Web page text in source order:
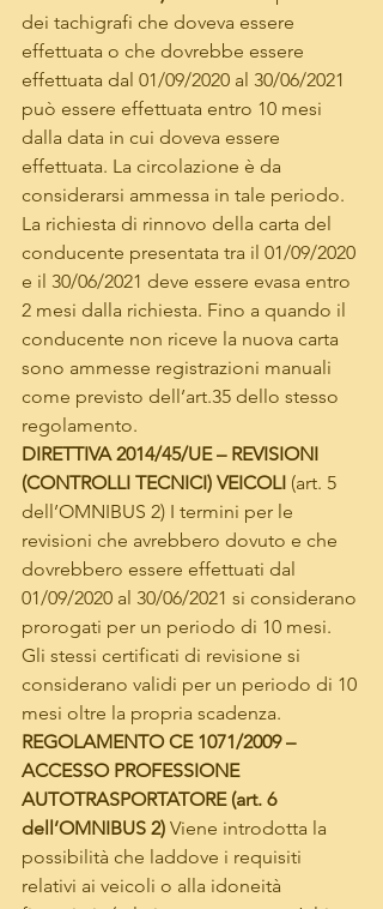
dei tachigrafi che doveva essere
effettuata o che dovrebbe essere
effettuata dal 01/09/2020 al 30/06/2021
può essere effettuata entro 10 mesi
dalla data in cui doveva essere
effettuata. La circolazione è da
considerarsi ammessa in tale periodo.
La richiesta di rinnovo della carta del
conducente presentata tra il 01/09/2020
e il 30/06/2021 deve essere evasa entro
2 mesi dalla richiesta. Fino a quando il
conducente non riceve la nuova carta
sono ammesse registrazioni manuali
come previsto dell’art.35 dello stesso
regolamento.
DIRETTIVA 2014/45/UE – REVISIONI
(CONTROLLI TECNICI) VEICOLI (art. 5
dell’OMNIBUS 2) I termini per le
revisioni che avrebbero dovuto e che
dovrebbero essere effettuati dal
01/09/2020 al 30/06/2021 si considerano
prorogati per un periodo di 10 mesi.
Gli stessi certificati di revisione si
considerano validi per un periodo di 10
mesi oltre la propria scadenza.
REGOLAMENTO CE 1071/2009 –
ACCESSO PROFESSIONE
AUTOTRASPORTATORE (art. 6
dell’OMNIBUS 2) Viene introdotta la
possibilità che laddove i requisiti
relativi ai veicoli o alla idoneità